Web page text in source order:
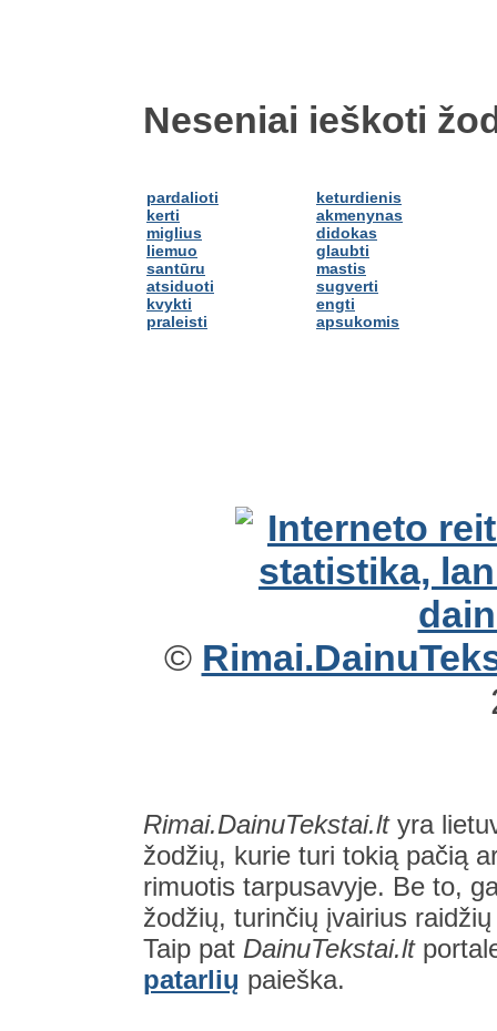
Neseniai ieškoti
pardalioti
kerti
miglius
liemuo
santūru
atsiduoti
kvykti
praleisti
keturdienis
akmenynas
didokas
glaubti
mastis
sugverti
engti
apsukomis
©
Rimai.DainuTekstai.ltyra
žodžių, kurie turi tokią pačią
rimuotis tarpusavyje. Be to,
žodžių, turinčių įvairius
Taip pat DainuTekstai.lt
patarlių paieška.